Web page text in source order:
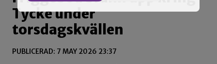
Tycke under
torsdagskvällen
PUBLICERAD: 7 MAY 2026 23:37